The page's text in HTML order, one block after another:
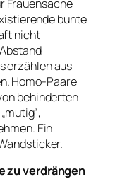
Frauensache
bunte
nicht
erzählen aus
Homo-Paare
behinderten
Ein
zu verdrängen